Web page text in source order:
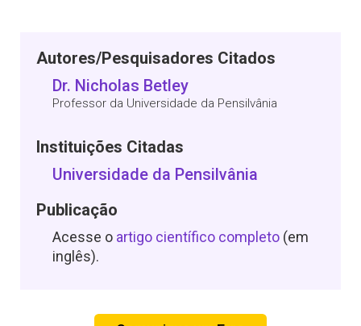
Autores/Pesquisadores Citados
Dr. Nicholas Betley
Professor da Universidade da Pensilvânia
Instituições Citadas
Universidade da Pensilvânia
Publicação
Acesse o artigo científico completo (em
inglês).